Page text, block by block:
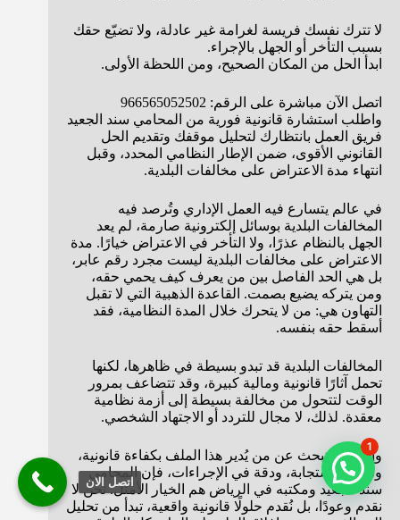
لا تترك نفسك فريسة لغرامة غير عادلة، ولا تضيّع حقك
بسبب التأخر أو الجهل بالإجراء.
ابدأ الحل من المكان الصحيح، ومن اللحظة الأولى.
اتصل الآن مباشرة على الرقم: 966565052502
واطلب استشارة قانونية فورية من المحامي سند الجعيد
فريق العمل بانتظارك لتحليل موقفك وتقديم الحل
القانوني الأقوى، ضمن الإطار النظامي المحدد، وقبل
انتهاء مدة الاعتراض على مخالفات البلدية.
في عالم يتسارع فيه العمل الإداري وتُرصد فيه
المخالفات البلدية بوسائل إلكترونية صارمة، لم يعد
الجهل بالنظام عذرًا، ولا التأخر في الاعتراض خيارًا. مدة
الاعتراض على مخالفات البلدية ليست مجرد رقم عابر،
بل هي الحد الفاصل بين من يعرف كيف يحمي حقه،
ومن يتركه يضيع بصمت. القاعدة الذهبية التي لا تقبل
التهاون هي: من لا يتحرك خلال المدة النظامية، فقد
أسقط حقه بنفسه.
المخالفات البلدية قد تبدو بسيطة في ظاهرها، لكنها
تحمل آثارًا قانونية ومالية كبيرة، وقد تتضاعف بمرور
الوقت لتتحول من مخالفة بسيطة إلى أزمة نظامية
معقدة. لذلك، لا مجال للتردد أو الاجتهاد الشخصي.
وإذا كنت تبحث عن من يُدير هذا الملف بكفاءة قانونية،
وسرعة استجابة، ودقة في الإجراءات، فإن المحامي
سند الجعيد ومكتبه في الرياض هم الخيار الأمثل. نحن لا
نقدم وعودًا، بل نُقدم حلولًا قانونية واقعية، تبدأ من تحليل
1
اتصل الان